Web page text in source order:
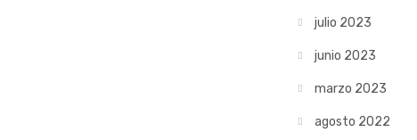
julio 2023
junio 2023
marzo 2023
agosto 2022